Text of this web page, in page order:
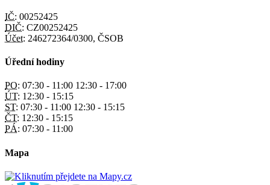
IČ: 00252425
DIČ: CZ00252425
Účet: 246272364/0300, ČSOB
Úřední hodiny
PO: 07:30 - 11:00 12:30 - 17:00
ÚT: 12:30 - 15:15
ST: 07:30 - 11:00 12:30 - 15:15
ČT: 12:30 - 15:15
PÁ: 07:30 - 11:00
Mapa